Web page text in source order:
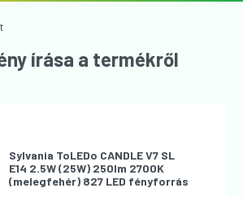
írása a termékről
Sylvania ToLEDo CANDLE V7 SL
E14 2.5W (25W) 250lm 2700K
(melegfehér) 827 LED fényforrás